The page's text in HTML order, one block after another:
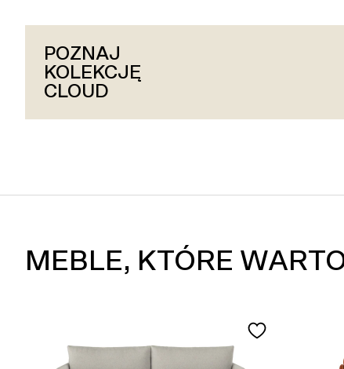
POZNAJ
KOLEKCJĘ
CLOUD
KOLEKCJĘ
HUG
POZNAJ
KOLEKCJĘ
SLAY
MEBLE, KTÓRE